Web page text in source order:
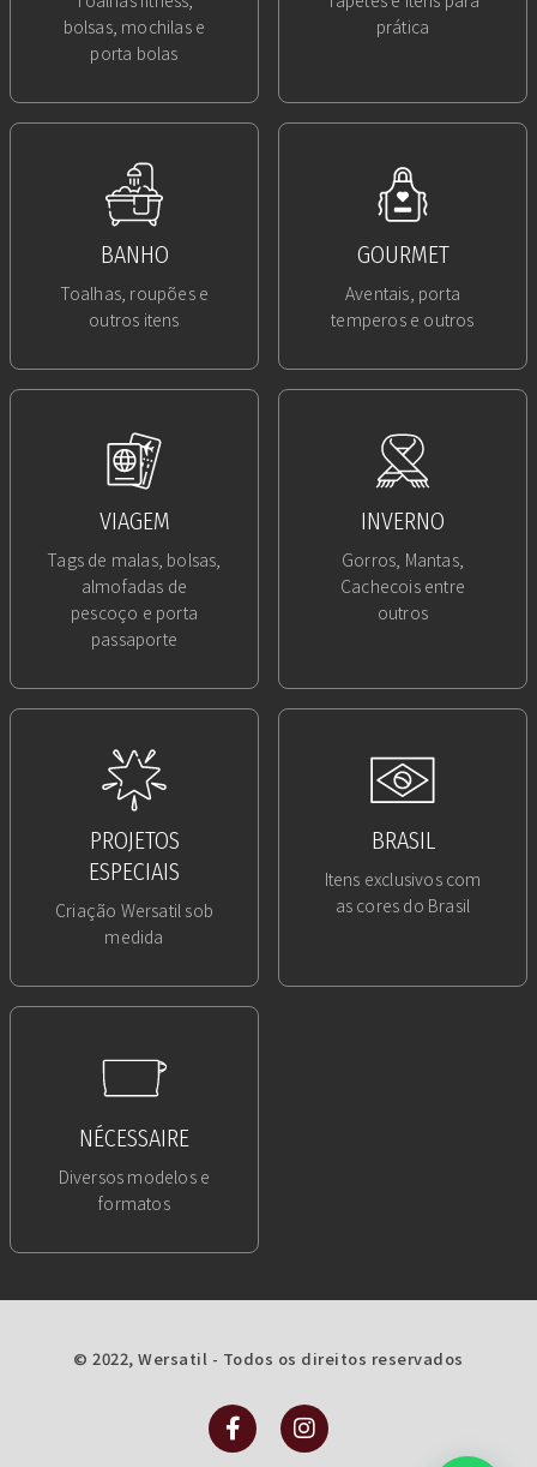
bolsas, mochilas e
porta bolas
prática
BANHO
Toalhas, roupões e
outros itens
GOURMET
Aventais, porta
temperos e outros
VIAGEM
Tags de malas, bolsas,
almofadas de
pescoço e porta
passaporte
INVERNO
Gorros, Mantas,
Cachecois entre
outros
PROJETOS
ESPECIAIS
Criação Wersatil sob
medida
BRASIL
Itens exclusivos com
as cores do Brasil
NÉCESSAIRE
Diversos modelos e
formatos
© 2022, Wersatil - Todos os direitos reservados